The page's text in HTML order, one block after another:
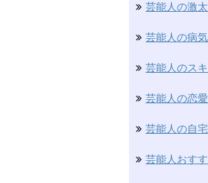
芸能人の激
芸能人の病気
芸能人のス
芸能人の恋愛
芸能人の自
芸能人おす